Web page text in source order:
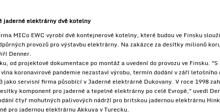
jaderné elektrárny dvě kotelny
MICo EWC vyrobí dvě kontejnerové kotelny, které budou ve Finsku
provozů pro výstavbu elektrárny. Na zakázce za desítky milionů
Denner.
od projektové dokumentace po montáž a uvedení do provozu ve Finsku.
koronavirové pandemie nezastaví výrobu, termín dodání v září
jako servisní firma působící v Jaderné elektrárně Dukovany. V roce 1998
komponent pro jaderné a tepelné elektrárny po celé Evropě," uvedl
čtyř mohutných palivových nádrží pro britskou jadernou elektrárnu
pro jadernou elektrárnu Akkuya v Turecku.